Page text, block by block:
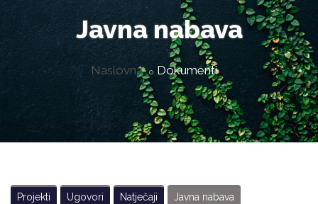
Javna nabava
Naslovna Dokumenti
Projekti Ugovori Natječaji Javna nabava